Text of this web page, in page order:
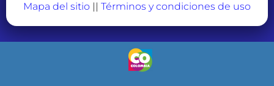
Mapa del sitio || Términos y condiciones de uso